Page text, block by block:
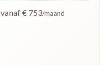
vanaf € 753/maand